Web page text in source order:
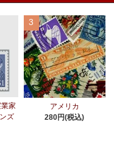
家
ズ
3
アメリカ
280円(税込)